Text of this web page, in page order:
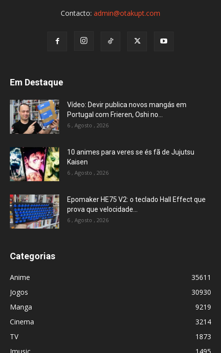
Contacto: admin@otakupt.com
Em Destaque
Vídeo: Devir publica novos mangás em
Portugal com Frieren, Oshi no...
6 , Agosto , 2026
10 animes para veres se és fã de Jujutsu
Kaisen
6 , Agosto , 2026
Epomaker HE75 V2: o teclado Hall Effect que
prova que velocidade...
6 , Agosto , 2026
Categorias
Anime
35611
Jogos
30930
Manga
9219
Cinema
3214
TV
1873